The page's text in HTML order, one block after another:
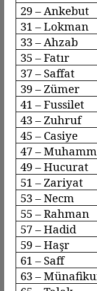
29 – Ankebut
31 – Lokman
33 – Ahzab
35 –Fatır
37 – Saffat
39 – Zümer
41 –Fussilet
43 – Zuhruf
45 – Casiye
47 –
49 –Hucurat
51 – Zariyat
53 –Necm
55 – Rahman
57 –Hadid
59 –Haşr
61 – Saff
63 –